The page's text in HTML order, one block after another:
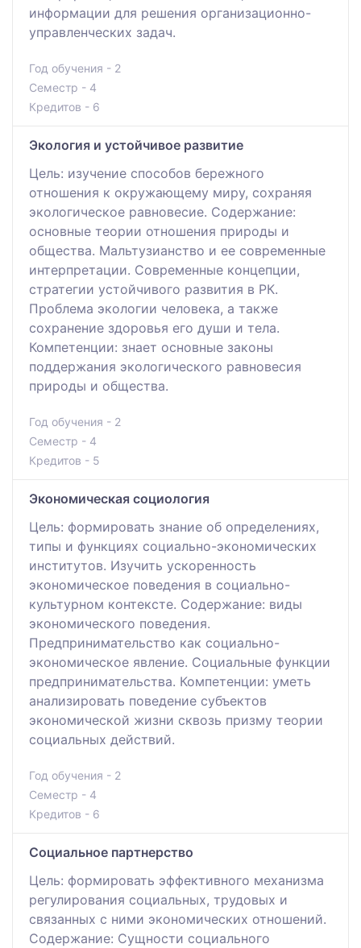
информации для решения организационно-
управленческих задач.
Год обучения - 2
Семестр - 4
Кредитов - 6
Экология и устойчивое развитие
Цель: изучение способов бережного
отношения к окружающему миру, сохраняя
экологическое равновесие. Содержание:
основные теории отношения природы и
общества. Мальтузианство и ее современные
интерпретации. Современные концепции,
стратегии устойчивого развития в РК.
Проблема экологии человека, а также
сохранение здоровья его души и тела.
Компетенции: знает основные законы
поддержания экологического равновесия
природы и общества.
Год обучения - 2
Семестр - 4
Кредитов - 5
Экономическая социология
Цель: формировать знание об определениях,
типы и функциях социально-экономических
институтов. Изучить ускоренность
экономическое поведения в социально-
культурном контексте. Содержание: виды
экономического поведения.
Предпринимательство как социально-
экономическое явление. Социальные функции
предпринимательства. Компетенции: уметь
анализировать поведение субъектов
экономической жизни сквозь призму теории
социальных действий.
Год обучения - 2
Семестр - 4
Кредитов - 6
Социальное партнерство
Цель: формировать эффективного механизма
регулирования социальных, трудовых и
связанных с ними экономических отношений.
Содержание: Сущности социального